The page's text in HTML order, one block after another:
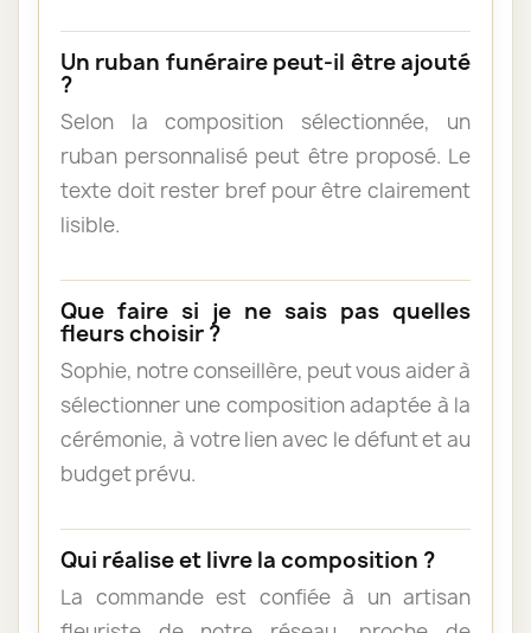
Un ruban funéraire peut-il être ajouté
?
Selon la composition sélectionnée, un
ruban personnalisé peut être proposé. Le
texte doit rester bref pour être clairement
lisible.
Que faire si je ne sais pas quelles
fleurs choisir ?
Sophie, notre conseillère, peut vous aider à
sélectionner une composition adaptée à la
cérémonie, à votre lien avec le défunt et au
budget prévu.
Qui réalise et livre la composition ?
La commande est confiée à un artisan